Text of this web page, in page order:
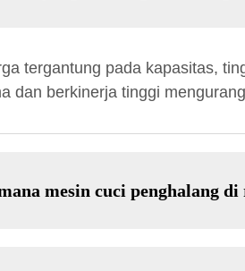
tergantung pada kapasitas,
dan berkinerja tinggi
mesin cuci penghalang